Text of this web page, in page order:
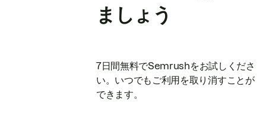
ましょう
7日間無料でSemrushをお試しくださ
い。いつでもご利用を取り消すことが
できます。